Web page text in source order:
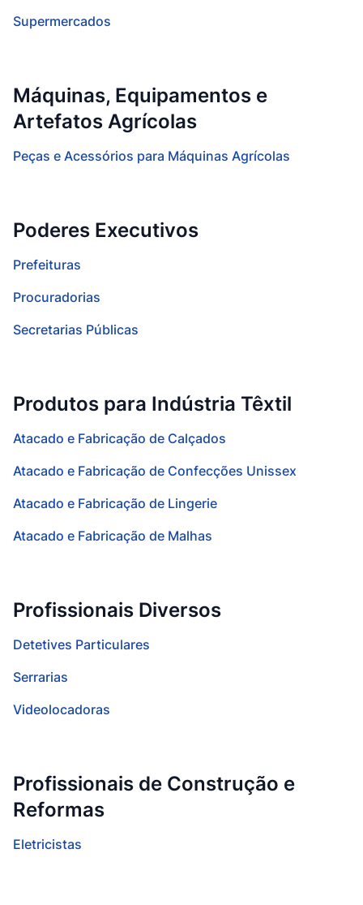
Supermercados
Máquinas, Equipamentos e
Artefatos Agrícolas
Peças e Acessórios para Máquinas Agrícolas
Poderes Executivos
Prefeituras
Procuradorias
Secretarias Públicas
Produtos para Indústria Têxtil
Atacado e Fabricação de Calçados
Atacado e Fabricação de Confecções Unissex
Atacado e Fabricação de Lingerie
Atacado e Fabricação de Malhas
Profissionais Diversos
Detetives Particulares
Serrarias
Videolocadoras
Profissionais de Construção e
Reformas
Eletricistas